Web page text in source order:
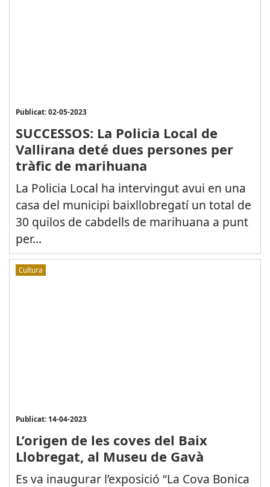
Publicat: 02-05-2023
SUCCESSOS: La Policia Local de
Vallirana deté dues persones per
tràfic de marihuana
La Policia Local ha intervingut avui en una
casa del municipi baixllobregatí un total de
30 quilos de cabdells de marihuana a punt
per...
Cultura
Publicat: 14-04-2023
L’origen de les coves del Baix
Llobregat, al Museu de Gavà
Es va inaugurar l’exposició “La Cova Bonica